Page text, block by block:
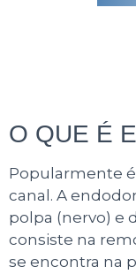
O QUE É
Popularmente
canal. A
polpa (nervo) e
consiste na
se encontra na